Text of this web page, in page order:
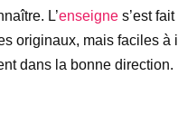
L’enseigne s’est
originaux, mais faciles à
dans la bonne direction.